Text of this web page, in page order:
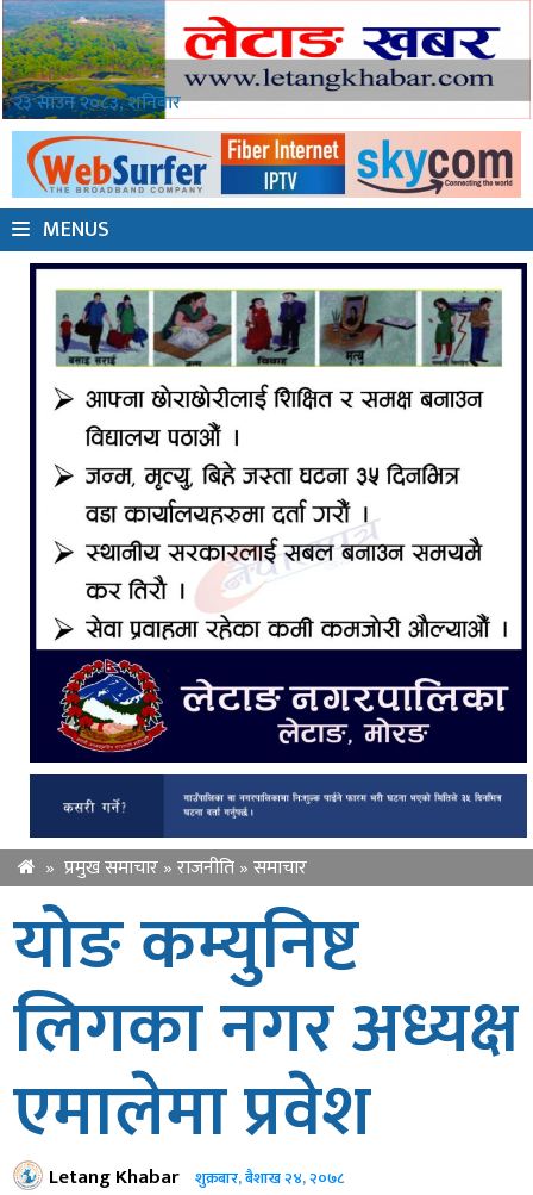
२३ साउन २०८३, शनिबार
MENUS
» प्रमुख समाचार»राजनीति»समाचार
योङ कम्युनिष्ट
लिगका नगर अध्यक्ष
एमालेमा प्रवेश
Letang Khabar शुक्रबार, बैशाख २४, २०७८